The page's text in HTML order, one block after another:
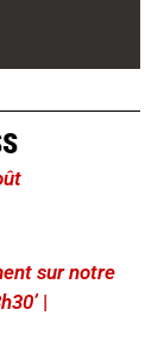
sur notre
|